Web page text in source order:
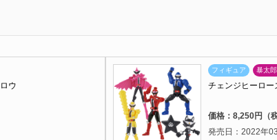
ウ
フィギュア 暴太
チェンジヒーロー
価格：8,250円（税
発売日：2022年